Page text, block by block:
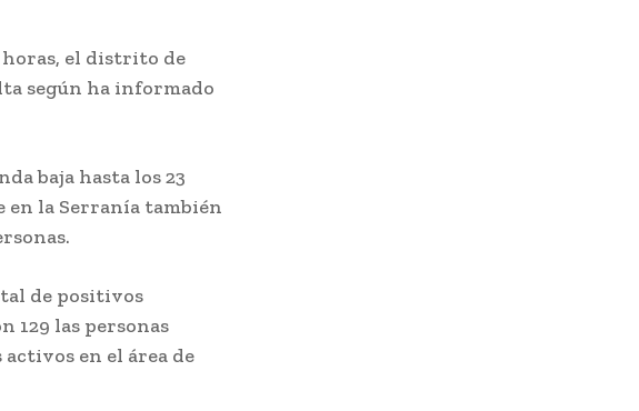
horas, el distrito de
según ha informado
baja hasta los 23
en la Serranía también
de positivos
129 las personas
activos en el área de